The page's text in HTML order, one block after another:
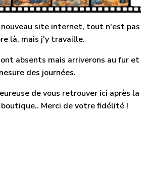
nouveau site internet, tout n'est pas
là, mais j'y travaille.
absents mais arriverons au fur et
des journées.
de vous retrouver ici après la
Merci de votre fidélité !